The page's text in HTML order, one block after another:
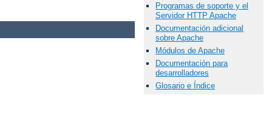
Programas de soporte y el
Servidor HTTP Apache
Documentación adicional
sobre Apache
Módulos de Apache
Documentación para
desarrolladores
Glosario e Índice